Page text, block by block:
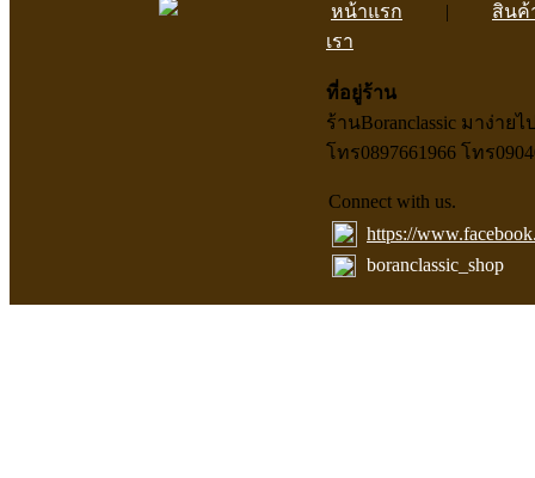
หน้าแรก | สินค้
เรา
ที่อยู่ร้าน
ร้านBoranclassic มาง่า
โทร0897661966 โทร
Connect with us.
https://
boranclassic_shop